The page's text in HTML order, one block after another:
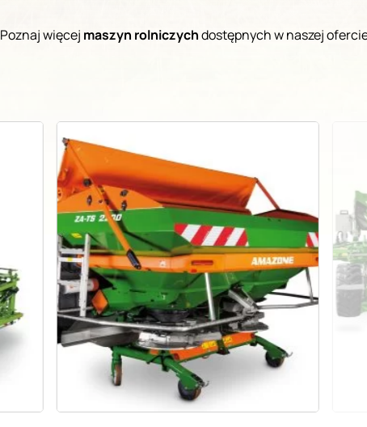
Poznaj więcej maszyn rolniczychdostępnych w naszej